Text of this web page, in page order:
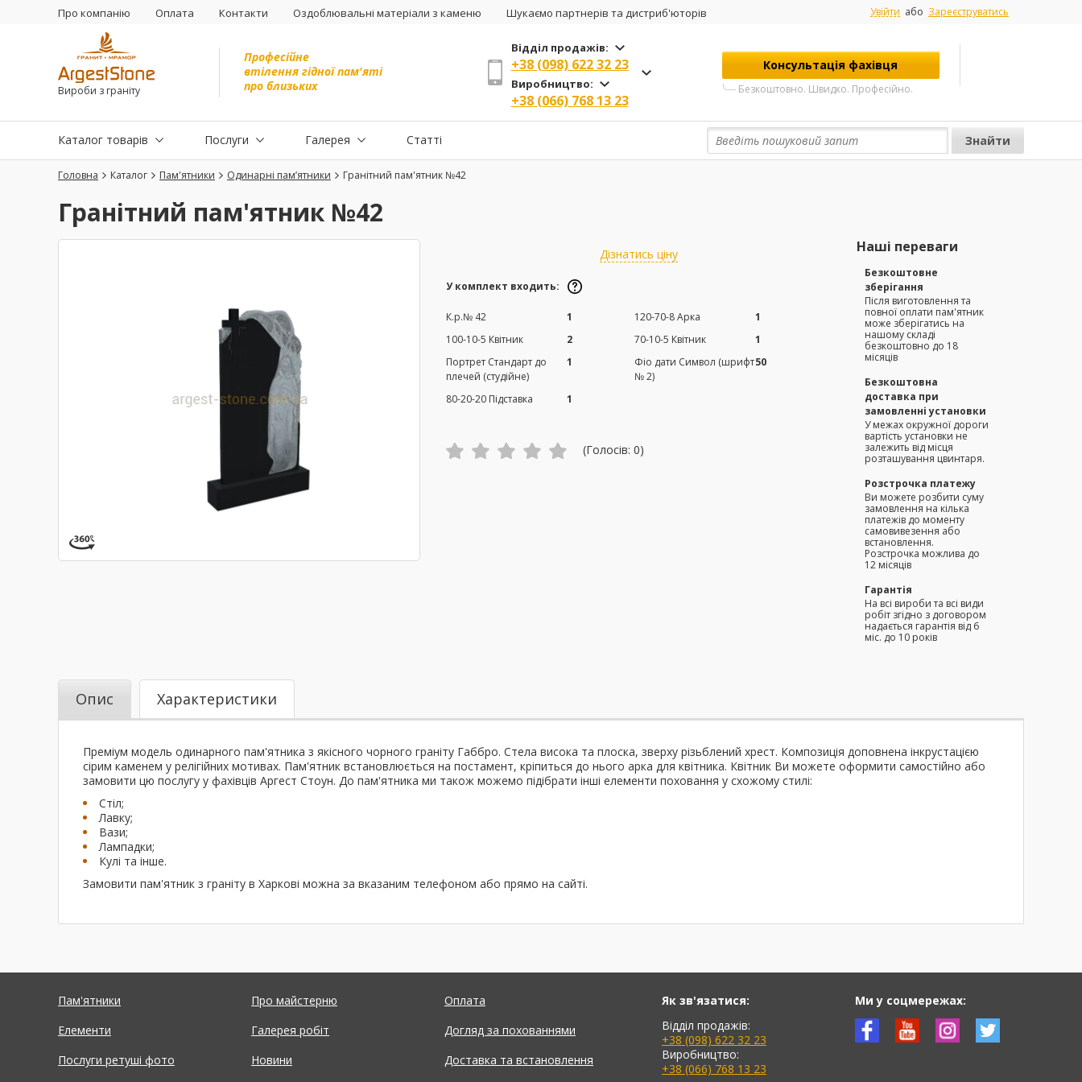
Про компанію Оплата Контакти Оздоблювальні матеріали з каменю Шукаємо партнерів та дистриб'юторів Увійти або Зареєструватись
Вироби з граніту
Професійне
втілення гідної пам'яті
про близьких
Відділ продажів:
+38 (098) 622 32 23
Виробництво:
+38 (066) 768 13 23
Консультація фахівця
Безкоштовно. Швидко. Професійно.
Каталог товарів Послуги Галерея Статті
Головна Каталог Пам'ятники Одинарні пам’ятники Гранітний пам'ятник №42
Гранітний пам'ятник №42
Дізнатись ціну
У комплект входить:
К.р.№ 42 1 120-70-8 Арка
1
100-10-5 Квітник
2 70-10-5 Квітник
1
Портрет Стандарт до
плечей (студійне)
1
Фіо дати Символ (шрифт
№ 2)
50
80-20-20 Підставка 1
(Голосів: 0)
Наші переваги
Безкоштовне
зберігання
Після виготовлення та
повної оплати пам'ятник
може зберігатись на
нашому складі
безкоштовно до 18
місяців
Безкоштовна
доставка при
замовленні установки
У межах окружної дороги
вартість установки не
залежить від місця
розташування цвинтаря.
Розстрочка платежу
Ви можете розбити суму
замовлення на кілька
платежів до моменту
самовивезення або
встановлення.
Розстрочка можлива до
12 місяців
Гарантія
На всі вироби та всі види
робіт згідно з договором
надається гарантія від 6
міс. до 10 років
Опис Характеристики
Преміум модель одинарного пам'ятника з якісного чорного граніту Габбро. Стела висока та плоска, зверху різьблений хрест. Композиція доповнена інкрустацією
сірим каменем у релігійних мотивах. Пам'ятник встановлюється на постамент, кріпиться до нього арка для квітника. Квітник Ви можете оформити самостійно або
замовити цю послугу у фахівців Аргест Стоун. До пам'ятника ми також можемо підібрати інші елементи поховання у схожому стилі:
Стіл;
Лавку;
Вази;
Лампадки;
Кулі та інше.
Замовити пам'ятник з граніту в Харкові можна за вказаним телефоном або прямо на сайті.
Пам'ятники
Елементи
Послуги ретуші фото
Про майстерню
Галерея робіт
Новини
Оплата
Догляд за похованнями
Доставка та встановлення
Як зв'язатися:
Відділ продажів:
+38 (098) 622 32 23
Виробництво:
+38 (066) 768 13 23
Ми у соцмережах: